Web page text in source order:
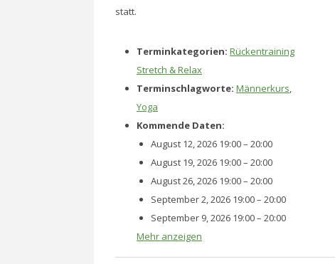
statt.
Terminkategorien: Rückentraining
Stretch & Relax
Terminschlagworte: Männerkurs,
Yoga
Kommende Daten:
August 12, 2026 19:00– 20:00
August 19, 2026 19:00– 20:00
August 26, 2026 19:00– 20:00
September 2, 2026 19:00– 20:00
September 9, 2026 19:00– 20:00
Mehr anzeigen